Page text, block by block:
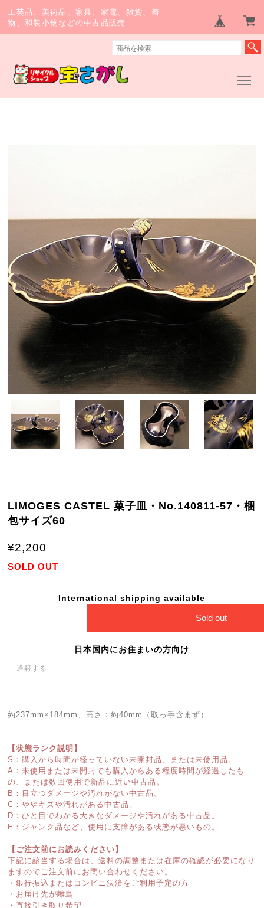
工芸品、美術品、家具、家電、雑貨、着
物、和装小物などの中古品販売
LIMOGES CASTEL 菓子皿・No.140811-57・梱
包サイズ60
¥2,200
SOLD OUT
International shipping available
Sold out
日本国内にお住まいの方向け
通報する
約237mm×184mm、高さ：約40mm（取っ手含まず）
【状態ランク説明】
S：購入から時間が経っていない未開封品、または未使用品。
A：未使用または未開封でも購入からある程度時間が経過したも
の、または数回使用で新品に近い中古品。
B：目立つダメージや汚れがない中古品。
C：ややキズや汚れがある中古品。
D：ひと目でわかる大きなダメージや汚れがある中古品。
E：ジャンク品など、使用に支障がある状態が悪いもの。
【ご注文前にお読みください】
下記に該当する場合は、送料の調整または在庫の確認が必要になり
ますのでご注文前にお問い合わせください。
・銀行振込またはコンビニ決済をご利用予定の方
・お届け先が離島
・直接引き取り希望